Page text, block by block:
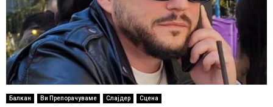
Балкан Ви Препорачуваме Слајдер Сцена